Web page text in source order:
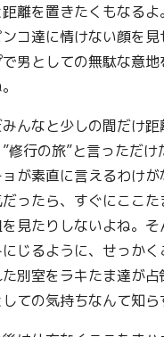
離を置きたくもなる
コ達に情けない顔を
男としての無駄な意地
んなと少しの間だけ
修行の旅”と言っただけ
が素直に言えるわけ
ったら、すぐにここ
見たりしないよね。そ
じるように、せっか
別室をラキたま達が占
ての気持ちなんて知ら